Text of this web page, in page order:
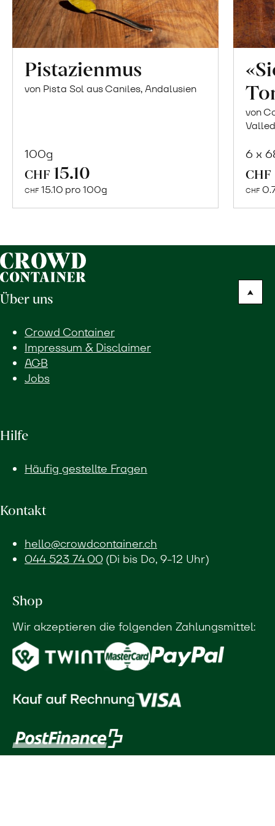
Pistazienmus
von Pista Sol aus Caniles, Andalusien
100g
CHF 15.10
CHF 15.10 pro 100gWarenkorb
von
6 x
CHF
CHF
Über uns
Crowd Container
Impressum & Disclaimer
AGB
Jobs
Hilfe
Häufig gestellte Fragen
Kontakt
hello@crowdcontainer.ch
044 523 74 00(Di bis Do, 9-12 Uhr)
Shop
Wir akzeptieren die folgenden Zahlungsmittel: